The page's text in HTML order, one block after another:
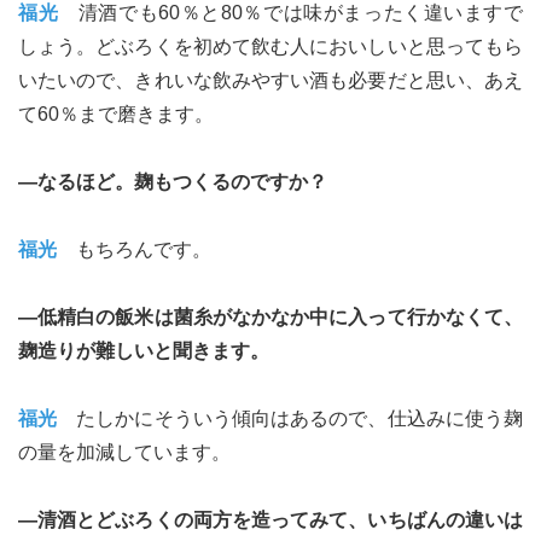
福光 清酒でも60％と80％では味がまったく違いますで
しょう。どぶろくを初めて飲む人においしいと思ってもら
いたいので、きれいな飲みやすい酒も必要だと思い、あえ
て60％まで磨きます。
―なるほど。麹もつくるのですか？
福光 もちろんです。
―低精白の飯米は菌糸がなかなか中に入って行かなくて、
麹造りが難しいと聞きます。
福光 たしかにそういう傾向はあるので、仕込みに使う麹
の量を加減しています。
―清酒とどぶろくの両方を造ってみて、いちばんの違いは